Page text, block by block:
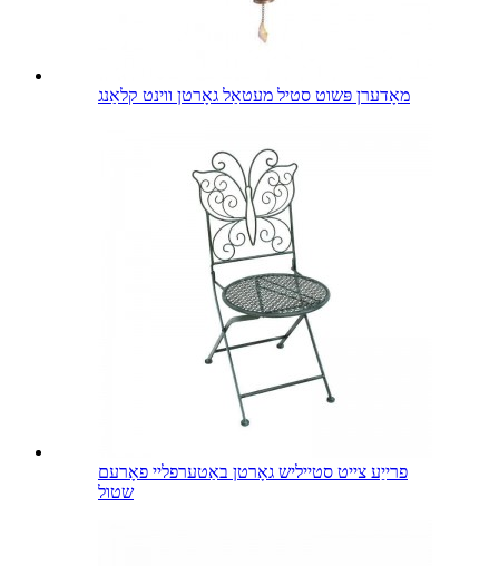
מאָדערן פּשוט סטיל מעטאַל גאָרטן ווינט קלאַנג
פרייַע צייט סטייליש גאָרטן באַטערפליי פאָרעם
שטול